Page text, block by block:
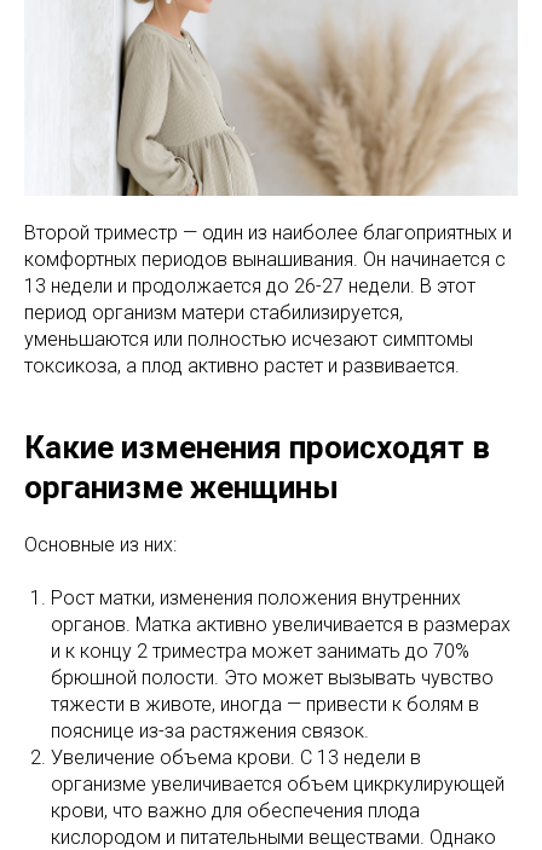
Второй триместр — один из наиболее благоприятных и
комфортных периодов вынашивания. Он начинается с
13 недели и продолжается до 26-27 недели. В этот
период организм матери стабилизируется,
уменьшаются или полностью исчезают симптомы
токсикоза, а плод активно растет и развивается.
Какие изменения происходят в
организме женщины
Основные из них:
Рост матки, изменения положения внутренних
органов. Матка активно увеличивается в размерах
и к концу 2 триместра может занимать до 70%
брюшной полости. Это может вызывать чувство
тяжести в животе, иногда — привести к болям в
пояснице из-за растяжения связок.
Увеличение объема крови. С 13 недели в
организме увеличивается объем цикркулирующей
крови, что важно для обеспечения плода
кислородом и питательными веществами. Однако